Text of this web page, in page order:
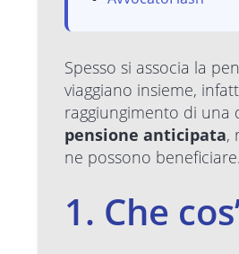
Spesso si associa la
viaggiano insieme,
raggiungimento di una
pensione anticipata,
ne possono beneficiare.
1. Che